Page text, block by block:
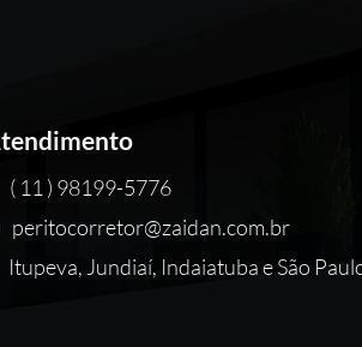
( 11 ) 98199-5776
peritocorretor@zaidan.com.br
Itupeva, Jundiaí, Indaiatuba e São